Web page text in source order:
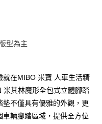
型為主
在MIBO 米寶 人車生活精
米其林魔形全包式立體腳踏
不僅具有優雅的外觀，更
輛腳踏區域，提供全方位